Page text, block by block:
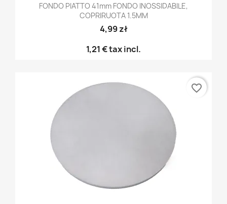
FONDO PIATTO 41mm FONDO INOSSIDABILE,
COPRIRUOTA 1.5MM
4,99 zł
1,21 €tax incl.
favorite_border